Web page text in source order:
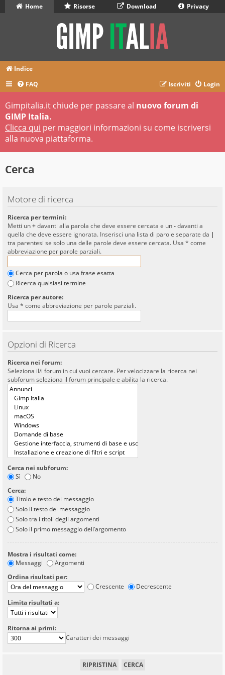
Home Risorse Download Privacy
Indice
FAQ
Login
Iscriviti
Gimpitalia.it chiude per passare al nuovo forum di
GIMP Italia.
Clicca qui per maggiori informazioni su come iscriversi
alla nuova piattaforma.
Cerca
Motore di ricerca
Ricerca per termini:
Metti un+davanti alla parola che deve essere cercata e un-davanti a
quella che deve essere ignorata. Inserisci una lista di parole separate da |
tra parentesi se solo una delle parole deve essere cercata. Usa * come
abbreviazione per parole parziali.
Cerca per parola o usa frase esatta
Ricerca qualsiasi termine
Ricerca per autore:
Usa * come abbreviazione per parole parziali.
Opzioni di Ricerca
Ricerca nei forum:
Seleziona il/i forum in cui vuoi cercare. Per velocizzare la ricerca nei
subforum seleziona il forum principale e abilita la ricerca.
Cerca nei subforum:
Sì
No
Cerca:
Titolo e testo del messaggio
Solo il testo del messaggio
Solo tra i titoli degli argomenti
Solo il primo messaggio dell’argomento
Mostra i risultati come:
Messaggi
Argomenti
Ordina risultati per:
Crescente
Decrescente
Limita risultati a:
Ritorna ai primi:
Caratteri dei messaggi